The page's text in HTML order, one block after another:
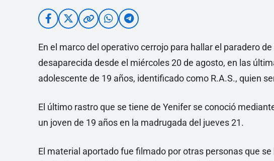
En el marco del operativo cerrojo para hallar el paradero
desaparecida desde el miércoles 20 de agosto, en las
adolescente de 19 años, identificado como R.A.S., quien
El último rastro que se tiene de Yenifer se conoció
un joven de 19 años en la madrugada del jueves 21.
El material aportado fue filmado por otras personas que